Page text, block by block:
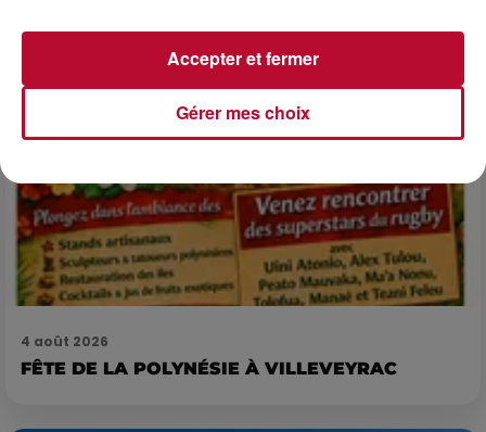
4 août 2026
FÊTE DE LA POLYNÉSIE À VILLEVEYRAC
Gérer mes choix
Accepter et fermer